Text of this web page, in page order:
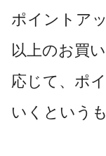
ポイントア
以上のお買
応じて、ポ
いくという